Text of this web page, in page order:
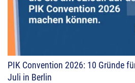
PIK Convention 2026: 10 Gründe
Juli in Berlin